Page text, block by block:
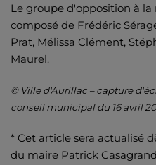
Le groupe d'opposition à
composé de Frédéric
Prat, Mélissa Clément,
Maurel.
© Ville d'Aurillac – capture
conseil municipal du 16 avril
* Cet article sera actualisé
du maire Patrick